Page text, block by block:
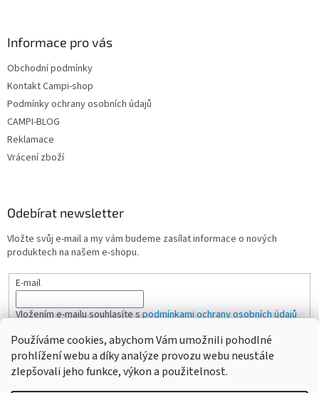
Používáme cookies, abychom Vám umožnili pohodlné
prohlížení webu a díky analýze provozu webu neustále
zlepšovali jeho funkce, výkon a použitelnost.
Informace pro vás
Obchodní podmínky
Kontakt Campi-shop
Podmínky ochrany osobních údajů
CAMPI-BLOG
Reklamace
Vrácení zboží
Odebírat newsletter
Vložte svůj e-mail a my vám budeme zasílat informace o nových
produktech na našem e-shopu.
E-mail
Vložením e-mailu souhlasíte spodmínkami ochrany osobních údajů
PŘIHLÁSIT SE